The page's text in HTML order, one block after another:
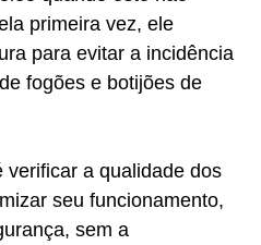
primeira vez, ele
para evitar a incidência
fogões e botijões de
verificar a qualidade dos
seu funcionamento,
sem a